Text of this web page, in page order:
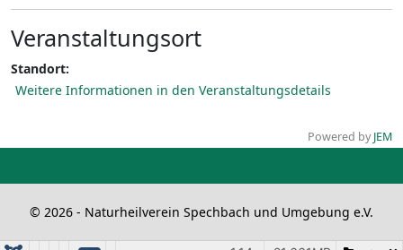
Veranstaltungsort
Standort:
Weitere Informationen in den Veranstaltungsdetails
Powered byJEM
© 2026 - Naturheilverein Spechbach und Umgebung e.V.